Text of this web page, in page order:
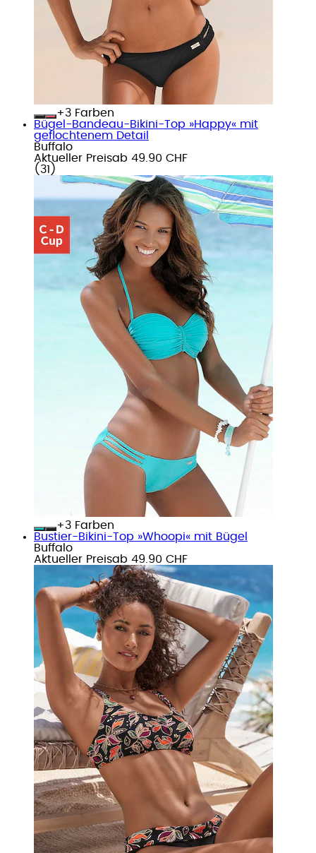
+
Farben
Bügel-Bandeau-Bikini-Top »Happy« mit
geflochtenem Detail
Buffalo
Aktueller Preisab 49.90 CHF
( 31 )
+
Farben
Bustier-Bikini-Top »Whoopi« mit Bügel
Buffalo
Aktueller Preisab 49.90 CHF